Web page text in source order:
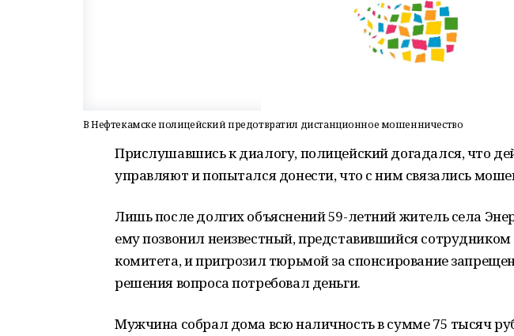
В Нефтекамске полицейский предотвратил дистанционное мошенничество
Прислушавшись к диалогу, полицейский догадался, что
управляют и попытался донести, что с ним связались
Лишь после долгих объяснений 59-летний житель села
ему позвонил неизвестный, представившийся сотрудником
комитета, и пригрозил тюрьмой за спонсирование
решения вопроса потребовал деньги.
Мужчина собрал дома всю наличность в сумме 75 тысяч